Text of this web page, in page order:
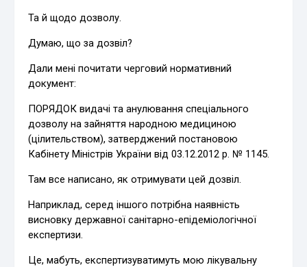
Та й щодо дозволу.
Думаю, що за дозвіл?
Дали мені почитати черговий нормативний
документ:
ПОРЯДОК видачі та анулювання спеціального
дозволу на зайняття народною медициною
(цілительством), затверджений постановою
Кабінету Міністрів України від 03.12.2012 р. № 1145.
Там все написано, як отримувати цей дозвіл.
Наприклад, серед іншого потрібна наявність
висновку державної санітарно-епідеміологічної
експертизи.
Це, мабуть, експертизуватимуть мою лікувальну